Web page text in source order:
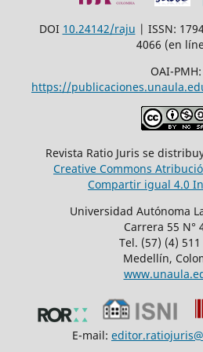
DOI 10.24142/raju | ISSN:
4066 (en
OAI-PMH:
https://
Revista Ratio Juris se
Creative Commons
Compartir igual 4.0
Universidad Autónoma
Carrera 55 N°
Tel. (57) (4) 511
Medellín,
E-mail: